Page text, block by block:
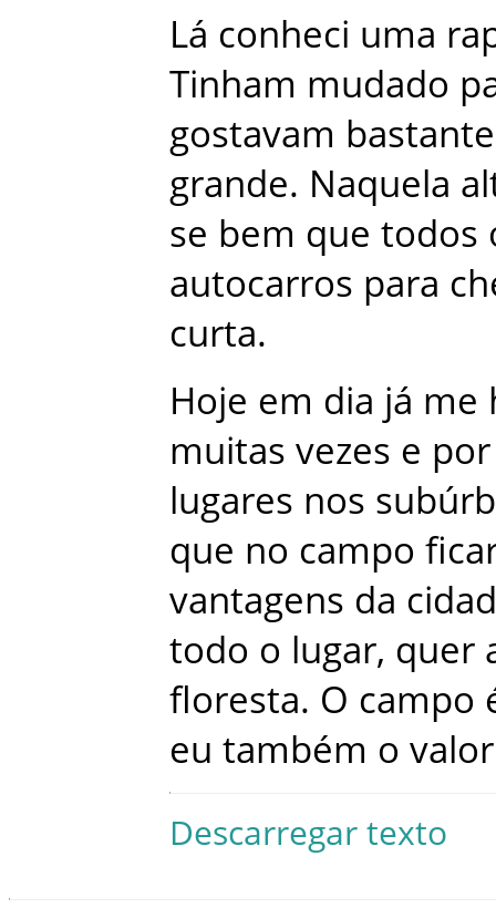
Lá conheci uma
Tinham mudado
gostavam bastante
grande. Naquela
se bem que todos
autocarros para
curta.
Hoje em dia já me
muitas vezes e por
lugares nos
que no campo
vantagens da
todo o lugar, quer
floresta. O campo
eu também o
Descarregar texto